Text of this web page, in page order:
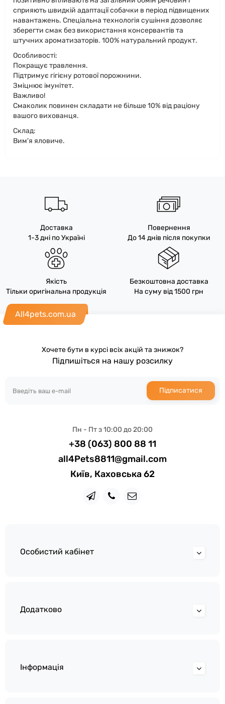
сприяють швидкій адаптації собачки в період підвищених
навантажень. Спеціальна технологія сушіння дозволяє
зберегти смак без використання консервантів та
штучних ароматизаторів. 100% натуральний продукт.
Особливості:
Покращує травлення.
Підтримує гігієну ротової порожнини.
Зміцнює імунітет.
Важливо!
Смаколик повинен складати не більше 10% від раціону
вашого вихованця.
Склад:
Вим'я яловиче.
Доставка
1-3 дні по Україні
Повернення
До 14 днів після покупки
Якість
Тільки оригінальна продукція
Безкоштовна доставка
На суму від 1500 грн
All4pets.com.ua
Хочете бути в курсі всіх акцій та знижок?
Підпишіться на нашу розсилку
Підписатися
Пн - Пт з 10:00 до 20:00
+38 (063) 800 88 11
all4Pets8811@gmail.com
Київ, Каховська 62
Особистий кабінет
Додатково
Інформація